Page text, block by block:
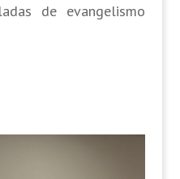
de evangelismo